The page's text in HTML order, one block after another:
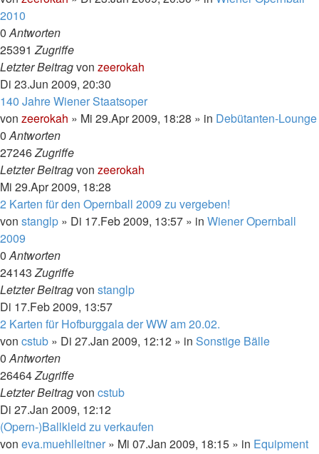
2010
0Antworten
25391Zugriffe
Letzter Beitragvon zeerokah
Di 23.Jun 2009, 20:30
140 Jahre Wiener Staatsoper
von zeerokah » Mi 29.Apr 2009, 18:28 » in Debütanten-Lounge
0Antworten
27246Zugriffe
Letzter Beitragvon zeerokah
Mi 29.Apr 2009, 18:28
2 Karten für den Opernball 2009 zu vergeben!
von stanglp » Di 17.Feb 2009, 13:57 » in Wiener Opernball
2009
0Antworten
24143Zugriffe
Letzter Beitragvon stanglp
Di 17.Feb 2009, 13:57
2 Karten für Hofburggala der WW am 20.02.
von cstub » Di 27.Jan 2009, 12:12 » in Sonstige Bälle
0Antworten
26464Zugriffe
Letzter Beitragvon cstub
Di 27.Jan 2009, 12:12
(Opern-)Ballkleid zu verkaufen
von eva.muehlleitner » Mi 07.Jan 2009, 18:15 » in Equipment